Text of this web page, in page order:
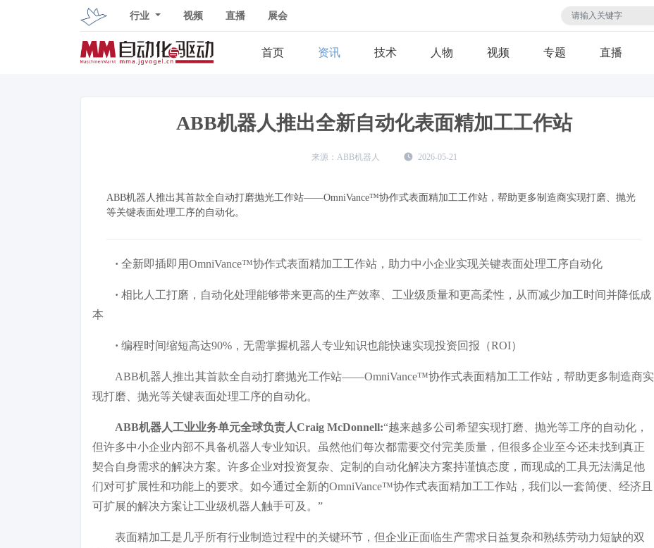
行业 视频 直播 展会
首页 资讯 技术 人物 视频 专题 直播
ABB机器人推出全新自动化表面精加工工作站
ABB机器人 2026-05-21
ABB机器人推出其首款全自动打磨抛光工作站——OmniVance™协作式表面精加工工作站，帮助更多制造商实现打磨、抛光
等关键表面处理工序的自动化。
· 全新即插即用OmniVance™协作式表面精加工工作站，助力中小企业实现关键表面处理工序自动化
· 相比人工打磨，自动化处理能够带来更高的生产效率、工业级质量和更高柔性，从而减少加工时间并降低成
本
· 编程时间缩短高达90%，无需掌握机器人专业知识也能快速实现投资回报（ROI）
ABB机器人推出其首款全自动打磨抛光工作站——OmniVance™协作式表面精加工工作站，帮助更多制造商实
现打磨、抛光等关键表面处理工序的自动化。
ABB机器人工业业务单元全球负责人Craig McDonnell:“越来越多公司希望实现打磨、抛光等工序的自动化，
但许多中小企业内部不具备机器人专业知识。虽然他们每次都需要交付完美质量，但很多企业至今还未找到真正
契合自身需求的解决方案。许多企业对投资复杂、定制的自动化解决方案持谨慎态度，而现成的工具无法满足他
们对可扩展性和功能上的要求。如今通过全新的OmniVance™协作式表面精加工工作站，我们以一套简便、经济且
可扩展的解决方案让工业级机器人触手可及。 ”
表面精加工是几乎所有行业制造过程中的关键环节，但企业正面临生产需求日益复杂和熟练劳动力短缺的双